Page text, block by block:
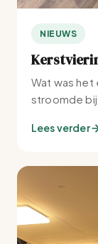
NIEUWS
Wat was
stroomde bij
Lees verder